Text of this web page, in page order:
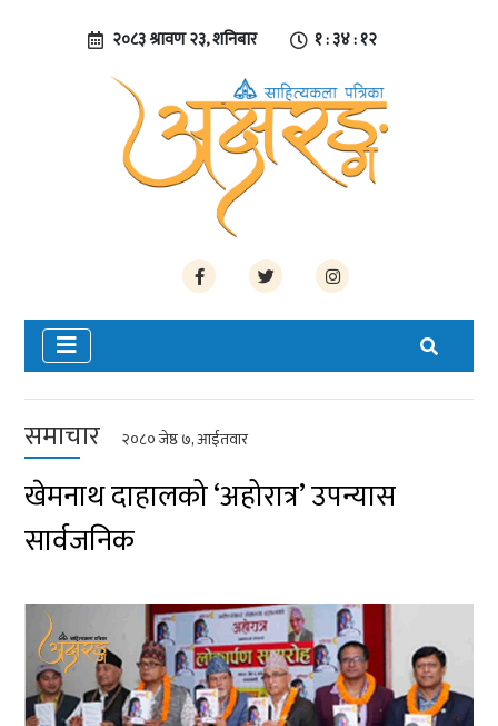
२०८३ श्रावण २३, शनिबार १ : ३४ : १३
समाचार २०८० जेष्ठ ७, आईतवार
खेमनाथ दाहालको ‘अहोरात्र’ उपन्यास
सार्वजनिक